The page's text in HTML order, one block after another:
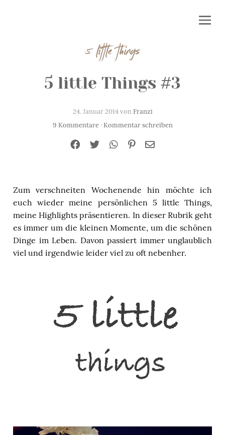
5 little things
5 little Things #3
24. Januar 2014 vonFranzi
9 Kommentare· Kommentar schreiben
Zum verschneiten Wochenende hin möchte ich
euch wieder meine persönlichen 5 little Things,
meine Highlights präsentieren. In dieser Rubrik geht
es immer um die kleinen Momente, um die schönen
Dinge im Leben. Davon passiert immer unglaublich
viel und irgendwie leider viel zu oft nebenher.